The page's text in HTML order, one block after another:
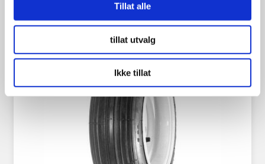
Tillat alle
tillat utvalg
Ikke tillat